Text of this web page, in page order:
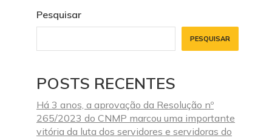
Pesquisar
PESQUISAR
POSTS RECENTES
Há 3 anos, a aprovação da Resolução nº
265/2023 do CNMP marcou uma importante
vitória da luta dos servidores e servidoras do